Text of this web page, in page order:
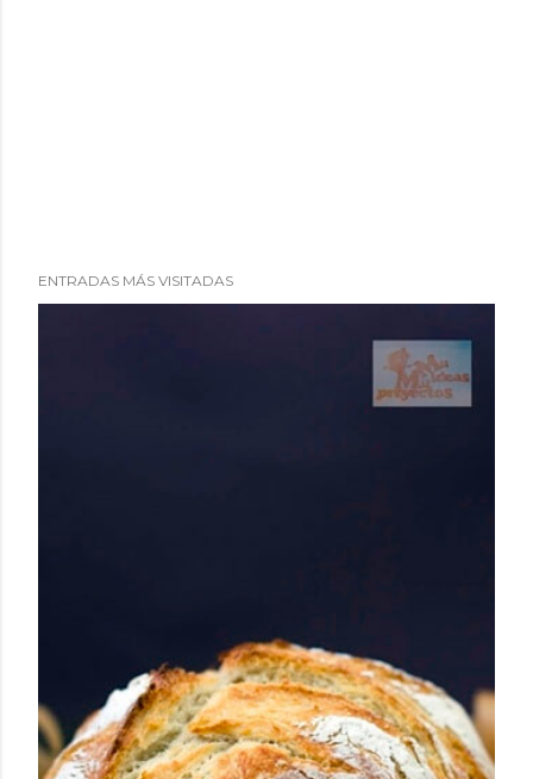
ENTRADAS MÁS VISITADAS